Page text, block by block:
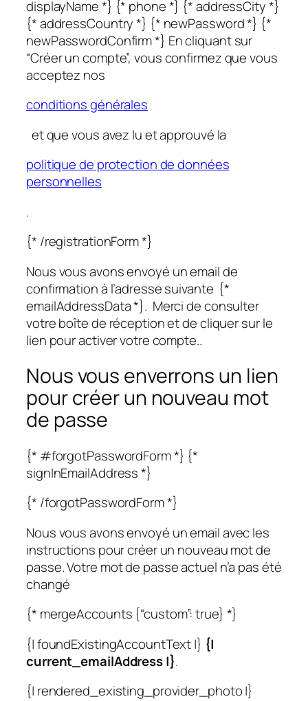
displayName *} {* phone *} {* addressCity *}
{* addressCountry *} {* newPassword *} {*
newPasswordConfirm *} En cliquant sur
“Créer un compte”, vous confirmez que vous
acceptez nos
conditions générales
et que vous avez lu et approuvé la
politique de protection de données
personnelles
.
{* /registrationForm *}
Nous vous avons envoyé un email de
confirmation à l’adresse suivante {*
emailAddressData *}. Merci de consulter
votre boîte de réception et de cliquer sur le
lien pour activer votre compte..
Nous vous enverrons un lien
pour créer un nouveau mot
de passe
{* #forgotPasswordForm *} {*
signInEmailAddress *}
{* /forgotPasswordForm *}
Nous vous avons envoyé un email avec les
instructions pour créer un nouveau mot de
passe. Votre mot de passe actuel n’a pas été
changé
{* mergeAccounts {“custom”: true} *}
{| foundExistingAccountText |} {|
current_emailAddress |}.
{| rendered_existing_provider_photo |}